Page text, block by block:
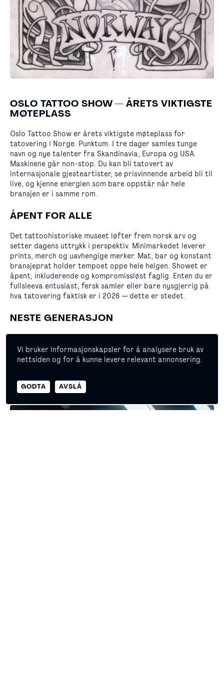
Vi bruker informasjonskapsler for å analysere bruk av
nettsiden og for å kunne levere relevant annonsering.
GODTA AVSLÅ
OSLO TATTOO SHOW — ÅRETS VIKTIGSTE
MØTEPLASS
Oslo Tattoo Show er årets viktigste møteplass for
tatovering i Norge. Punktum. I tre dager samles tunge
navn og nye talenter fra Skandinavia, Europa og USA.
Maskinene går non-stop. Du kan bli tatovert av
internasjonale gjesteartister, se prisvinnende arbeid bli til
live, og kjenne energien som bare oppstår når hele
bransjen er i samme rom.
ÅPENT FOR ALLE
Det tattoohistoriske museet løfter frem norsk arv og
setter dagens uttrykk i perspektiv. Minimarkedet leverer
prints, merch og uavhengige merker. Mat, bar og konstant
bransjeprat holder tempoet oppe hele helgen. Showet er
åpent, inkluderende og kompromissløst faglig. Enten du er
fullsleeva entusiast, fersk samler eller bare nysgjerrig på
hva tatovering faktisk er i 2026 — dette er stedet.
NESTE GENERASJON
kunstkonkurranse, og helgen rundes av med veldedig
lotteri til støtte for Barnekreftforeningen — med premier
mye for oss.
© 2026 Copyright Masterpiece Oslo
EgenerklæringPersonvern